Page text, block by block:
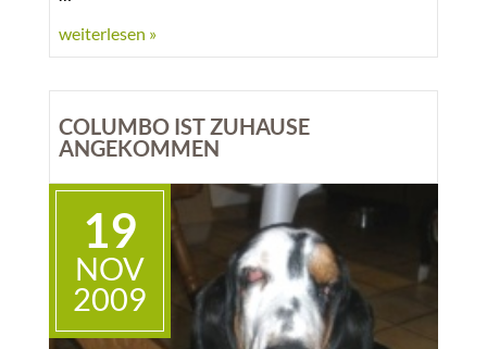
nach 4 Monaten, denken wir (Jim & Tim), wird es
Zeit sich endlich mal zu melden. Wie man sieht,
haben wir \'s ziemlich gut getroffen und sind sehr
zufrieden mit unserem neuen Zuhause.
Unser Frauchen ist auch ganz OK und außerdem
tagsüber, bis auf die Wochenenden, nicht daheim,
da können wir uns ungestört von den nächtlichen
weiterlesen »
COLUMBO IST ZUHAUSE
ANGEKOMMEN
19
NOV
2009